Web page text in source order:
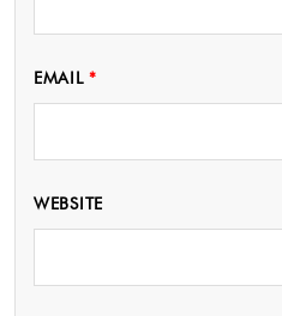
EMAIL*
WEBSITE